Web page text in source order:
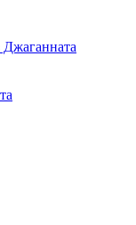
Джаганната